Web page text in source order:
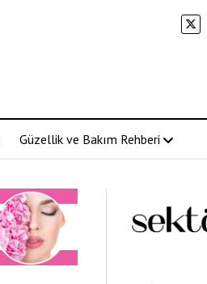
Güzellik ve Bakım Rehberi